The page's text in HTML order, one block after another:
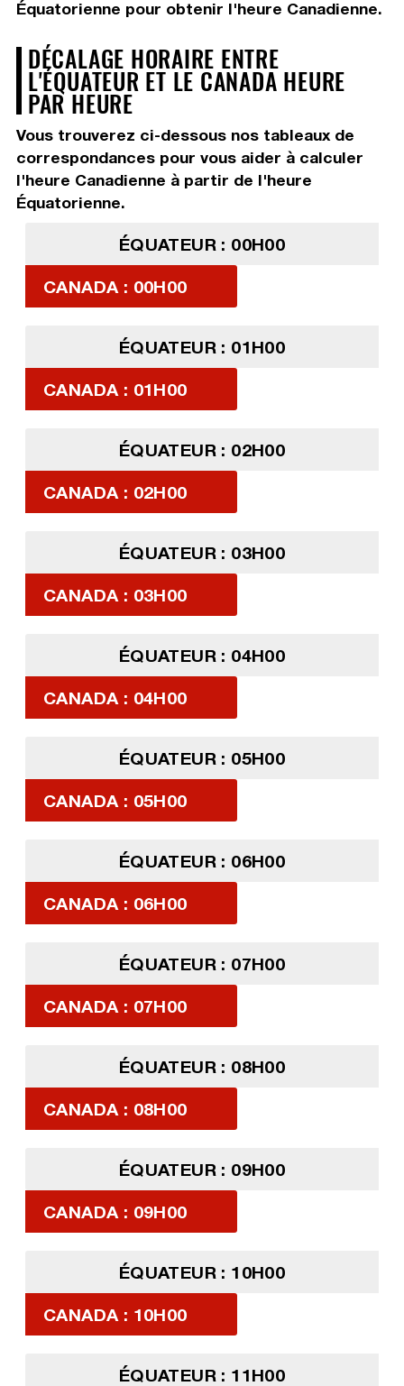
Équatorienne pour obtenir l'heure Canadienne.
DÉCALAGE HORAIRE ENTRE
L'ÉQUATEUR ET LE CANADA HEURE
PAR HEURE
Vous trouverez ci-dessous nos tableaux de
correspondances pour vous aider à calculer
l'heure Canadienne à partir de l'heure
Équatorienne.
ÉQUATEUR : 00H00
CANADA : 00H00
ÉQUATEUR : 01H00
CANADA : 01H00
ÉQUATEUR : 02H00
CANADA : 02H00
ÉQUATEUR : 03H00
CANADA : 03H00
ÉQUATEUR : 04H00
CANADA : 04H00
ÉQUATEUR : 05H00
CANADA : 05H00
ÉQUATEUR : 06H00
CANADA : 06H00
ÉQUATEUR : 07H00
CANADA : 07H00
ÉQUATEUR : 08H00
CANADA : 08H00
ÉQUATEUR : 09H00
CANADA : 09H00
ÉQUATEUR : 10H00
CANADA : 10H00
ÉQUATEUR : 11H00